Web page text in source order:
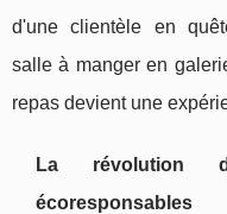
d'une clientèle en
salle à manger en
repas devient une
La révolution
écoresponsables